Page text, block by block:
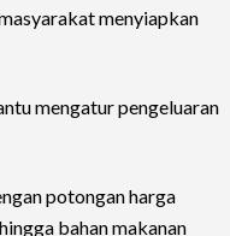
menyiapkan
mengatur pengeluaran
potongan harga
bahan makanan